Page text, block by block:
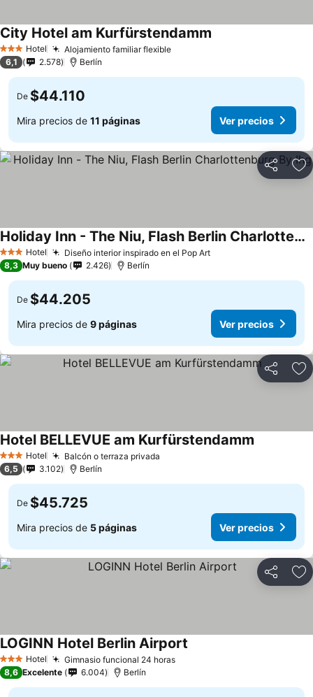
3 Estrellas
Hotel Alojamiento familiar flexible
City Hotel am Kurfürstendamm
6,1 2.578 Berlín
De $44.110
Mira precios de 11 páginas Ver precios
Compartir
3 Estrellas
Hotel Diseño interior inspirado en el Pop Art
Holiday Inn - The Niu, Flash Berlin Charlottenburg By Ihg
8,3 Muy bueno 2.426 Berlín
De $44.205
Mira precios de 9 páginas Ver precios
Compartir
3 Estrellas
Hotel Balcón o terraza privada
Hotel BELLEVUE am Kurfürstendamm
6,5 3.102 Berlín
De $45.725
Mira precios de 5 páginas Ver precios
Compartir
3 Estrellas
Hotel Gimnasio funcional 24 horas
LOGINN Hotel Berlin Airport
8,6 Excelente 6.004 Berlín